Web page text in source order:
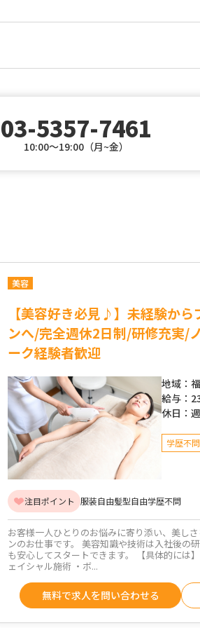
03-5357-7461
10:00～19:00（月~金）
美容
【美容好き必見♪】未経験から
ンへ/完全週休2日制/研修充実/
ーク経験者歓迎
地域：
給与：
休日：
学歴不問
注目ポイント 服装自由髪型自由学歴不問
お客様一人ひとりのお悩みに寄り添い、美し
ンのお仕事です。 美容知識や技術は入社後の
も安心してスタートできます。 【具体的には
ェイシャル施術 ・ボ...
無料で求人を問い合わせる